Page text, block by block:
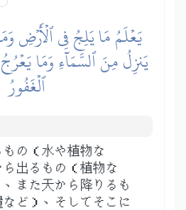
يَعۡلَمُ مَا يَلِجُ فِي ٱلۡأَرۡضِ
يَنزِلُ مِنَ ٱلسَّمَآءِ وَمَا
ٱلۡغَفُورُ
の（水や植物な
出るもの（植物な
また天から降りるも
ど）、そしてそこに